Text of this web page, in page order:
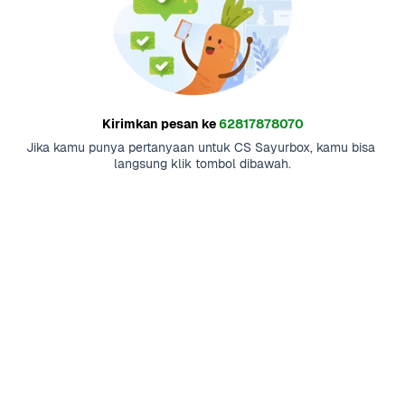
Kirimkan pesan ke62817878070
Jika kamu punya pertanyaan untuk CS Sayurbox, kamu bisa
langsung klik tombol dibawah.